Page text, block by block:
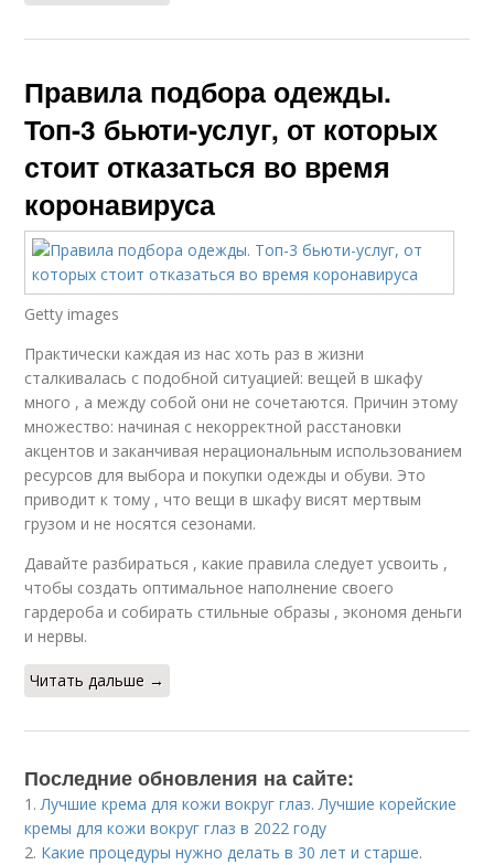
Правила подбора одежды.
Топ-3 бьюти-услуг, от которых
стоит отказаться во время
коронавируса
Getty images
Практически каждая из нас хоть раз в жизни
сталкивалась с подобной ситуацией: вещей в шкафу
много , а между собой они не сочетаются. Причин этому
множество: начиная с некорректной расстановки
акцентов и заканчивая нерациональным использованием
ресурсов для выбора и покупки одежды и обуви. Это
приводит к тому , что вещи в шкафу висят мертвым
грузом и не носятся сезонами.
Давайте разбираться , какие правила следует усвоить ,
чтобы создать оптимальное наполнение своего
гардероба и собирать стильные образы , экономя деньги
и нервы.
Читать дальше →
Последние обновления на сайте:
1.Лучшие крема для кожи вокруг глаз. Лучшие корейские
кремы для кожи вокруг глаз в 2022 году
2. Какие процедуры нужно делать в 30 лет и старше.